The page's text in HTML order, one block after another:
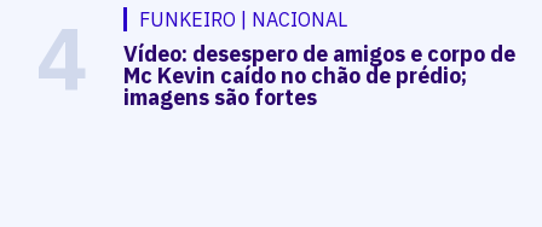
4 FUNKEIRO | NACIONAL
Vídeo: desespero de amigos e corpo de
Mc Kevin caído no chão de prédio;
imagens são fortes